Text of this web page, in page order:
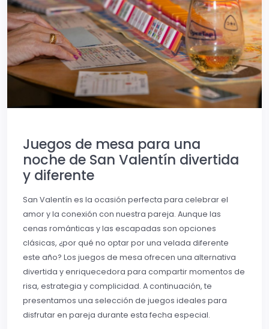
Juegos de mesa para una
noche de San Valentín divertida
y diferente
San Valentín es la ocasión perfecta para celebrar el
amor y la conexión con nuestra pareja. Aunque las
cenas románticas y las escapadas son opciones
clásicas, ¿por qué no optar por una velada diferente
este año? Los juegos de mesa ofrecen una alternativa
divertida y enriquecedora para compartir momentos de
risa, estrategia y complicidad. A continuación, te
presentamos una selección de juegos ideales para
disfrutar en pareja durante esta fecha especial.